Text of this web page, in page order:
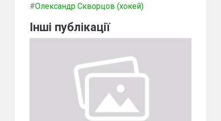
#Олександр Скворцов (хокей)
Інші публікації